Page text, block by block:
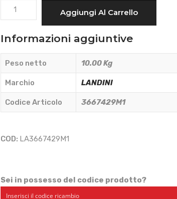
VETRO
PORTA
-
LANDINI
3667429M1
quantità
Aggiungi Al Carrello
Informazioni aggiuntive
Peso netto 10.00 Kg
Marchio LANDINI
Codice Articolo 3667429M1
COD: LA3667429M1
Sei in possesso del codice prodotto?